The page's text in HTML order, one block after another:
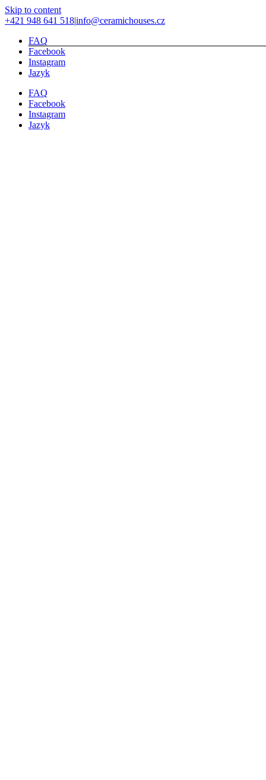
Skip to content
+421 948 641 518|info@ceramichouses.cz
FAQ
Facebook
Instagram
Jazyk
FAQ
Facebook
Instagram
Jazyk